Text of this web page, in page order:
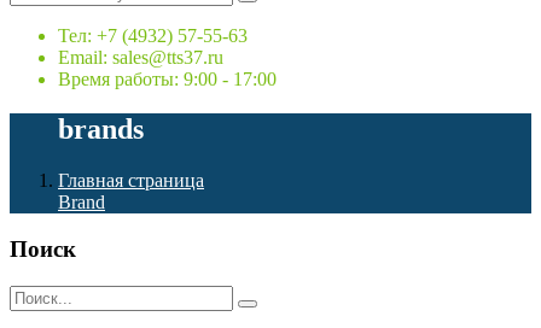
Тел: +7 (4932) 57-55-63
Email: sales@tts37.ru
Время работы: 9:00 - 17:00
brands
Главная страница
Brand
Поиск